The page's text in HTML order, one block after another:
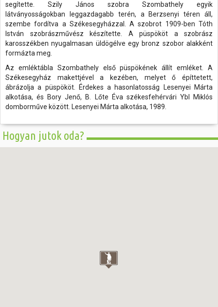
segítette. Szily János szobra Szombathely egyik
látványosságokban leggazdagabb terén, a Berzsenyi téren áll,
szembe fordítva a Székesegyházzal. A szobrot 1909-ben Tóth
István szobrászművész készítette. A püspököt a szobrász
karosszékben nyugalmasan üldögélve egy bronz szobor alakként
formázta meg.
Az emléktábla Szombathely első püspökének állít emléket. A
Székesegyház makettjével a kezében, melyet ő építtetett,
ábrázolja a püspököt. Érdekes a hasonlatosság Lesenyei Márta
alkotása, és Bory Jenő, B. Lőte Éva székesfehérvári Ybl Miklós
domborműve között. Lesenyei Márta alkotása, 1989.
Hogyan jutok oda?